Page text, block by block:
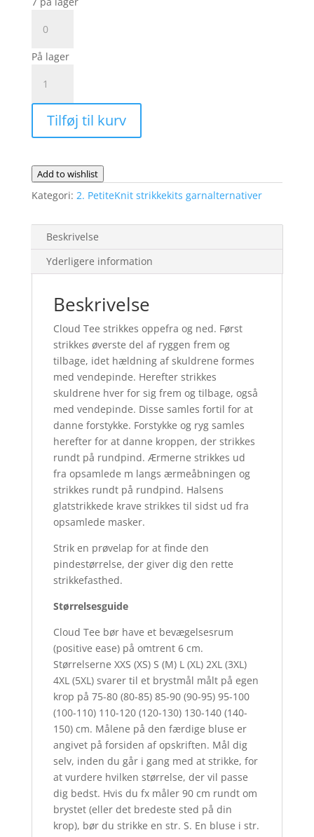
Tee
fysisk
opskrift
På lager
Tee
Fra
PetiteKnit
|
Lana
Cotton212
antal
Tilføj til kurv
Add to wishlist
Kategori: 2. PetiteKnit strikkekits garnalternativer
Beskrivelse
Yderligere information
Beskrivelse
Cloud Tee strikkes oppefra og ned. Først
strikkes øverste del af ryggen frem og
tilbage, idet hældning af skuldrene formes
med vendepinde. Herefter strikkes
skuldrene hver for sig frem og tilbage, også
med vendepinde. Disse samles fortil for at
danne forstykke. Forstykke og ryg samles
herefter for at danne kroppen, der strikkes
rundt på rundpind. Ærmerne strikkes ud
fra opsamlede m langs ærmeåbningen og
strikkes rundt på rundpind. Halsens
glatstrikkede krave strikkes til sidst ud fra
opsamlede masker.
Strik en prøvelap for at finde den
pindestørrelse, der giver dig den rette
strikkefasthed.
Størrelsesguide
Cloud Tee bør have et bevægelsesrum
(positive ease) på omtrent 6 cm.
Størrelserne XXS (XS) S (M) L (XL) 2XL (3XL)
4XL (5XL) svarer til et brystmål målt på egen
krop på 75-80 (80-85) 85-90 (90-95) 95-100
(100-110) 110-120 (120-130) 130-140 (140-
150) cm. Målene på den færdige bluse er
angivet på forsiden af opskriften. Mål dig
selv, inden du går i gang med at strikke, for
at vurdere hvilken størrelse, der vil passe
dig bedst. Hvis du fx måler 90 cm rundt om
brystet (eller det bredeste sted på din
krop), bør du strikke en str. S. En bluse i str.